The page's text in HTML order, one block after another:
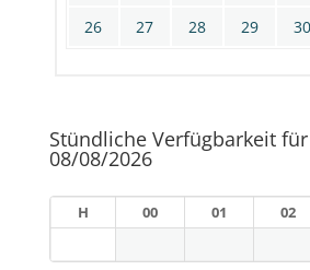
26
27 28 29 30
Stündliche Verfügbarkeit
08/08/2026
H 00 01 02